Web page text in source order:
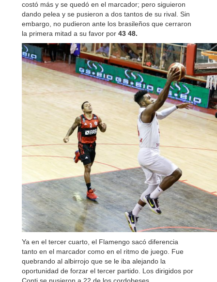
costó más y se quedó en el marcador; pero siguieron
dando pelea y se pusieron a dos tantos de su rival. Sin
embargo, no pudieron ante los brasileños que cerraron
la primera mitad a su favor por 43 48.
Ya en el tercer cuarto, el Flamengo sacó diferencia
tanto en el marcador como en el ritmo de juego. Fue
quebrando al albirrojo que se le iba alejando la
oportunidad de forzar el tercer partido. Los dirigidos por